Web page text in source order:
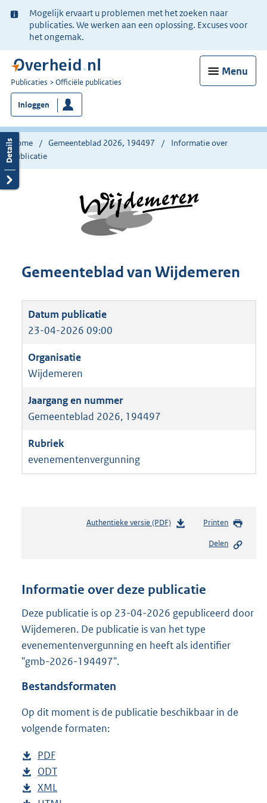
Ter
informatie:
Mogelijk ervaart u problemen met het zoeken naar
publicaties. We werken aan een oplossing. Excuses voor
het ongemak.
Menu
U
bent
nu
hier:
Publicaties Officiële publicaties
Inloggen
Home Gemeenteblad 2026, 194497
Informatie over
publicatie
Gemeenteblad van Wijdemeren
23-04-2026 09:00
Wijdemeren
Gemeenteblad 2026, 194497
evenementenvergunning
Authentieke versie (PDF)b
n
s
r
o
:
Printen
Delen
Informatie over deze publicatie
Deze publicatie is op 23-04-2026 gepubliceerd door
Wijdemeren. De publicatie is van het type
evenementenvergunning en heeft als identifier
"gmb-2026-194497".
Bestandsformaten
Op dit moment is de publicatie beschikbaar in de
volgende formaten:
D
o
w
PDF
e
s
D
o
ODT
D
XML